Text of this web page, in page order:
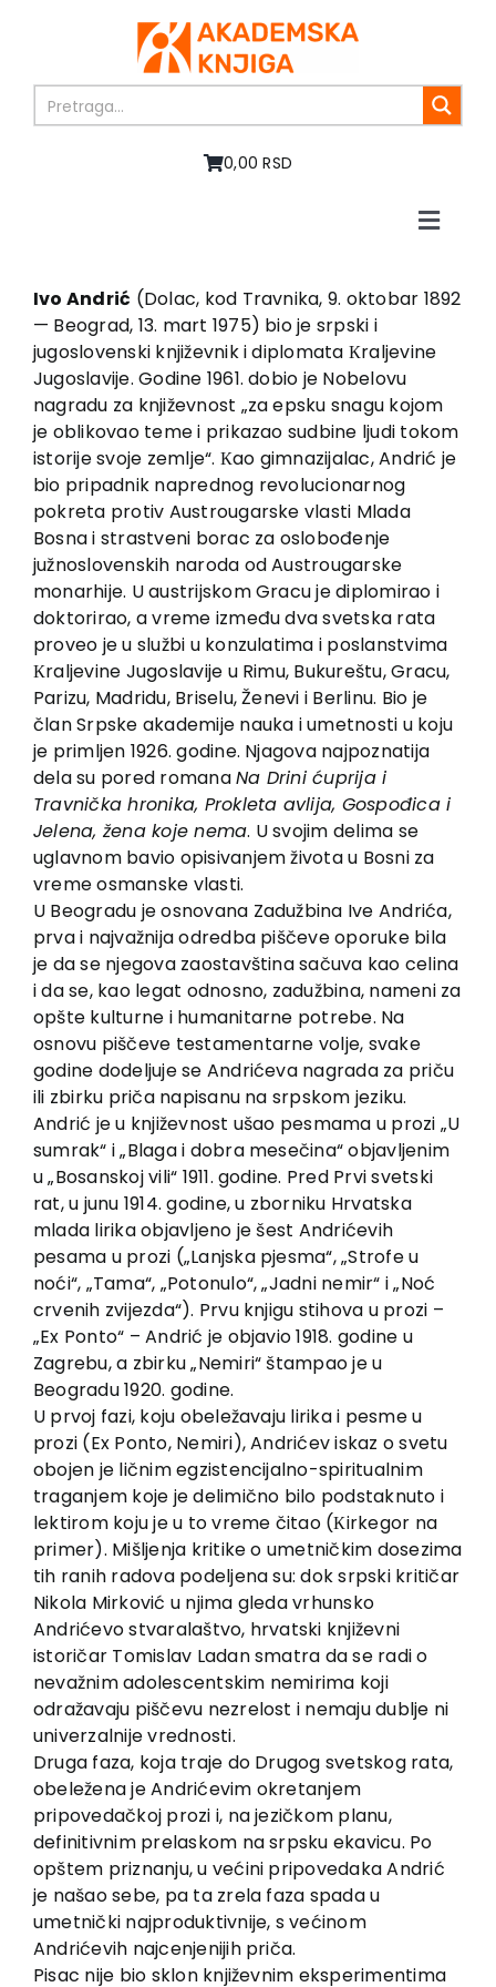
0,00 RSD
Toggle
About us
Books
In preparation
Sale
Authors
News
EU PROJECTS
Contact
Ivo Andrić (Dolac, kod Travnika, 9. oktobar 1892
— Beograd, 13. mart 1975) bio je srpski i
jugoslovenski književnik i diplomata Кraljevine
Jugoslavije. Godine 1961. dobio je Nobelovu
nagradu za književnost „za epsku snagu kojom
je oblikovao teme i prikazao sudbine ljudi tokom
istorije svoje zemlje“. Кao gimnazijalac, Andrić je
bio pripadnik naprednog revolucionarnog
pokreta protiv Austrougarske vlasti Mlada
Bosna i strastveni borac za oslobođenje
južnoslovenskih naroda od Austrougarske
monarhije. U austrijskom Gracu je diplomirao i
doktorirao, a vreme između dva svetska rata
proveo je u službi u konzulatima i poslanstvima
Кraljevine Jugoslavije u Rimu, Bukureštu, Gracu,
Parizu, Madridu, Briselu, Ženevi i Berlinu. Bio je
član Srpske akademije nauka i umetnosti u koju
je primljen 1926. godine. Njagova najpoznatija
dela su pored romanaNa Drini ćuprija i
Travnička hronika, Prokleta avlija, Gospođica i
Jelena, žena koje nema. U svojim delima se
uglavnom bavio opisivanjem života u Bosni za
vreme osmanske vlasti.
U Beogradu je osnovana Zadužbina Ive Andrića,
prva i najvažnija odredba piščeve oporuke bila
je da se njegova zaostavština sačuva kao celina
i da se, kao legat odnosno, zadužbina, nameni za
opšte kulturne i humanitarne potrebe. Na
osnovu piščeve testamentarne volje, svake
godine dodeljuje se Andrićeva nagrada za priču
ili zbirku priča napisanu na srpskom jeziku.
Andrić je u književnost ušao pesmama u prozi „U
sumrak“ i „Blaga i dobra mesečina“ objavljenim
u „Bosanskoj vili“ 1911. godine. Pred Prvi svetski
rat, u junu 1914. godine, u zborniku Hrvatska
mlada lirika objavljeno je šest Andrićevih
pesama u prozi („Lanjska pjesma“, „Strofe u
noći“, „Tama“, „Potonulo“, „Jadni nemir“ i „Noć
crvenih zvijezda“). Prvu knjigu stihova u prozi –
„Ex Ponto“ – Andrić je objavio 1918. godine u
Zagrebu, a zbirku „Nemiri“ štampao je u
Beogradu 1920. godine.
U prvoj fazi, koju obeležavaju lirika i pesme u
prozi (Ex Ponto, Nemiri), Andrićev iskaz o svetu
obojen je ličnim egzistencijalno-spiritualnim
traganjem koje je delimično bilo podstaknuto i
lektirom koju je u to vreme čitao (Кirkegor na
primer). Mišljenja kritike o umetničkim dosezima
tih ranih radova podeljena su: dok srpski kritičar
Nikola Mirković u njima gleda vrhunsko
Andrićevo stvaralaštvo, hrvatski književni
istoričar Tomislav Ladan smatra da se radi o
nevažnim adolescentskim nemirima koji
odražavaju piščevu nezrelost i nemaju dublje ni
univerzalnije vrednosti.
Druga faza, koja traje do Drugog svetskog rata,
obeležena je Andrićevim okretanjem
pripovedačkoj prozi i, na jezičkom planu,
definitivnim prelaskom na srpsku ekavicu. Po
opštem priznanju, u većini pripovedaka Andrić
je našao sebe, pa ta zrela faza spada u
umetnički najproduktivnije, s većinom
Andrićevih najcenjenijih priča.
Pisac nije bio sklon književnim eksperimentima